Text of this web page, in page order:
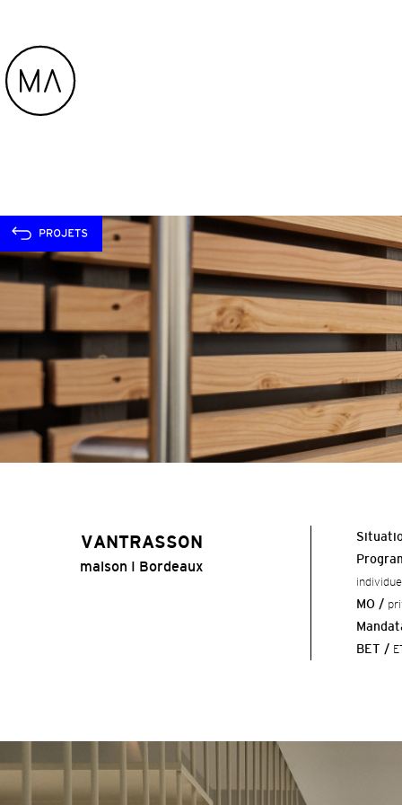
VANTRASSON
maison I Bordeaux
MO /
BET /